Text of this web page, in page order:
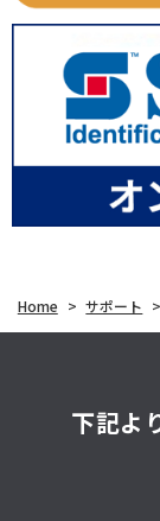
Home > サポート >
下記よ